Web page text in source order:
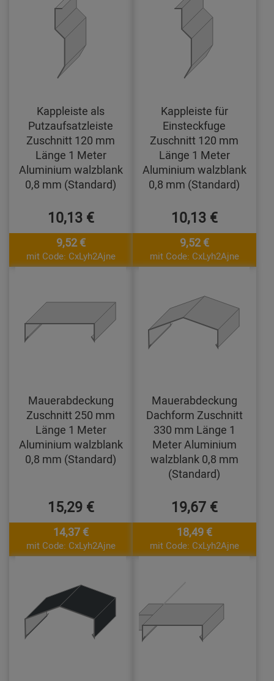
Kappleiste als
Putzaufsatzleiste
Zuschnitt 120 mm
Länge 1 Meter
Aluminium walzblank
0,8 mm (Standard)
10,13 €
9,52 €
mit Code: CxLyh2Ajne
Kappleiste für
Einsteckfuge
Zuschnitt 120 mm
Länge 1 Meter
Aluminium walzblank
0,8 mm (Standard)
10,13 €
9,52 €
mit Code: CxLyh2Ajne
Mauerabdeckung
Zuschnitt 250 mm
Länge 1 Meter
Aluminium walzblank
0,8 mm (Standard)
15,29 €
14,37 €
mit Code: CxLyh2Ajne
Mauerabdeckung
Dachform Zuschnitt
330 mm Länge 1
Meter Aluminium
walzblank 0,8 mm
(Standard)
19,67 €
18,49 €
mit Code: CxLyh2Ajne